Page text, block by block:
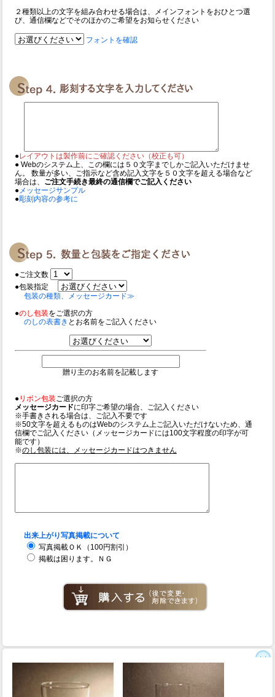
２種類以上の文字を組み合わせる場合は、メインフォントをおひとつ選
び、通信欄などでそのほかのご希望をお知らせください
フォントを確認
●レイアウトは製作前にご確認ください（校正も可）
● Webのシステム上、この欄には５０文字までしかご記入いただけませ
ん。 数量が多い、ご指示など含め記入文字を５０文字を超える場合など
場合は、 ご注文手続き最終の通信欄でご記入ください
● メッセージサンプル
●彫刻内容の参考に
●ご注文数
●包装指定
包装の種類、メッセージカード≫
●のし包装をご選択の方
のしの表書き とお名前をご記入ください
贈り主のお名前を記載します
●リボン包装 ご選択の方
メッセージカードに印字ご希望の場合、ご記入ください
※手書きされる場合は、ご記入不要です
※50文字を超えるものはWebのシステム上ご記入いただけないため、通
信欄でご記入ください（メッセージカードには100文字程度の印字が可
能です）
※のし包装には、メッセージカードはつきません
出来上がり写真掲載について
写真掲載ＯＫ（100円割引）
掲載は困ります。ＮＧ